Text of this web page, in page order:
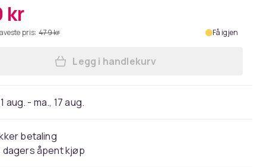
kr
pris: 479 kr Få igjen
Legg TTX Tech 4-Port GC
Legg i handlekurv
aug. - ma., 17 aug.
betaling
dagers åpent kjøp